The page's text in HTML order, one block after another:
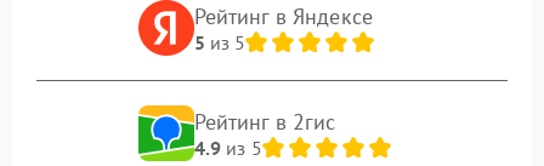
Рейтинг в Яндексе
5 из 5
Рейтинг в 2гис
4.9из 5